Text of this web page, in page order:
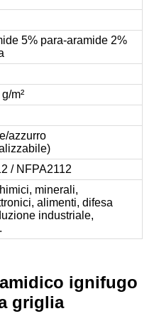
5% para-aramide 2%
m²
azzurro
/ NFPA2112
minerali,
alimenti, difesa
industriale,
ignifugo
griglia